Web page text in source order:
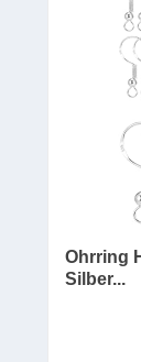
Ohrring
Silber...